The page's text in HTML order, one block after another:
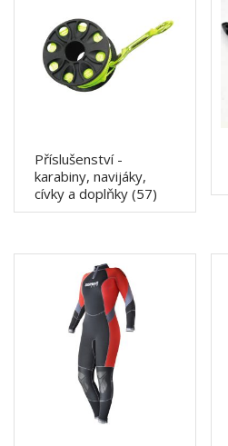
Příslušenství -
karabiny, navijáky,
cívky a doplňky (57)